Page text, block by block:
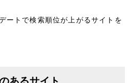
ートで検索順位が上がるサイトを
あるサイト